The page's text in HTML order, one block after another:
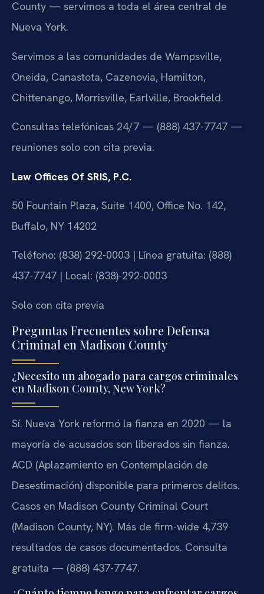
County — servimos a toda el área central de
Nueva York.
Servimos a las comunidades de Wampsville,
Oneida, Canastota, Cazenovia, Hamilton,
Chittenango, Morrisville, Earlville, Brookfield.
Consultas telefónicas 24/7 — (888) 437-7747 —
reuniones solo con cita previa.
Law Offices Of SRIS, P.C.
50 Fountain Plaza, Suite 1400, Office No. 142,
Buffalo, NY 14202
Teléfono: (838) 292-0003 | Línea gratuita: (888)
437-7747 | Local: (838)-292-0003
Solo con cita previa
Preguntas Frecuentes sobre Defensa
Criminal en Madison County
¿Necesito un abogado para cargos criminales
en Madison County, New York?
Sí. Nueva York reformó la fianza en 2020 — la
mayoría de acusados son liberados sin fianza.
ACD (Aplazamiento en Contemplación de
Desestimación) disponible para primeros delitos.
Casos en Madison County Criminal Court
(Madison County, NY). Más de firm-wide 4,739
resultados de casos documentados. Consulta
gratuita — (888) 437-7747.